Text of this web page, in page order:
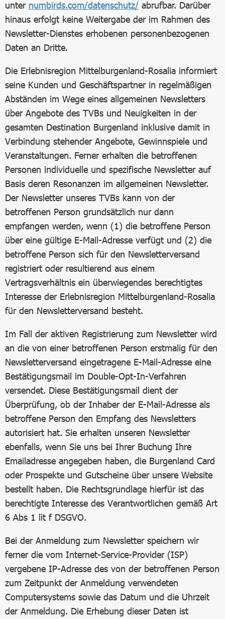
unter numbirds.com/datenschutz/ abrufbar. Darüber
hinaus erfolgt keine Weitergabe der im Rahmen des
Newsletter-Dienstes erhobenen personenbezogenen
Daten an Dritte.
Die Erlebnisregion Mittelburgenland-Rosalia informiert
seine Kunden und Geschäftspartner in regelmäßigen
Abständen im Wege eines allgemeinen Newsletters
über Angebote des TVBs und Neuigkeiten in der
gesamten Destination Burgenland inklusive damit in
Verbindung stehender Angebote, Gewinnspiele und
Veranstaltungen. Ferner erhalten die betroffenen
Personen individuelle und spezifische Newsletter auf
Basis deren Resonanzen im allgemeinen Newsletter.
Der Newsletter unseres TVBs kann von der
betroffenen Person grundsätzlich nur dann
empfangen werden, wenn (1) die betroffene Person
über eine gültige E-Mail-Adresse verfügt und (2) die
betroffene Person sich für den Newsletterversand
registriert oder resultierend aus einem
Vertragsverhältnis ein überwiegendes berechtigtes
Interesse der Erlebnisregion Mittelburgenland-Rosalia
für den Newsletterversand besteht.
Im Fall der aktiven Registrierung zum Newsletter wird
an die von einer betroffenen Person erstmalig für den
Newsletterversand eingetragene E-Mail-Adresse eine
Bestätigungsmail im Double-Opt-In-Verfahren
versendet. Diese Bestätigungsmail dient der
Überprüfung, ob der Inhaber der E-Mail-Adresse als
betroffene Person den Empfang des Newsletters
autorisiert hat. Sie erhalten unseren Newsletter
ebenfalls, wenn Sie uns bei Ihrer Buchung Ihre
Emailadresse angegeben haben, die Burgenland Card
oder Prospekte und Gutscheine über unsere Website
bestellt haben. Die Rechtsgrundlage hierfür ist das
berechtigte Interesse des Verantwortlichen gemäß Art
6 Abs 1 lit f DSGVO.
Bei der Anmeldung zum Newsletter speichern wir
ferner die vom Internet-Service-Provider (ISP)
vergebene IP-Adresse des von der betroffenen Person
zum Zeitpunkt der Anmeldung verwendeten
Computersystems sowie das Datum und die Uhrzeit
der Anmeldung. Die Erhebung dieser Daten ist